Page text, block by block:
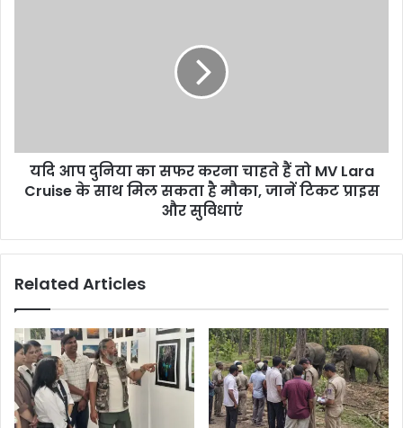
यदि आप दुनिया का सफर करना चाहते हैं तो MV Lara
Cruise के साथ मिल सकता है मौका, जानें टिकट प्राइस
और सुविधाएं
Related Articles